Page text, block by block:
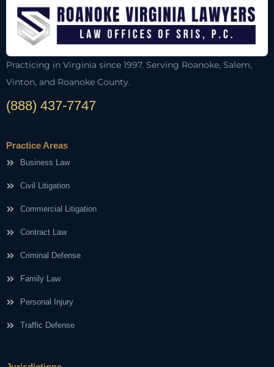
Practicing in Virginia since 1997. Serving Roanoke, Salem,
Vinton, and Roanoke County.
(888) 437-7747
Practice Areas
Business Law
Civil Litigation
Commercial Litigation
Contract Law
Criminal Defense
Family Law
Personal Injury
Traffic Defense